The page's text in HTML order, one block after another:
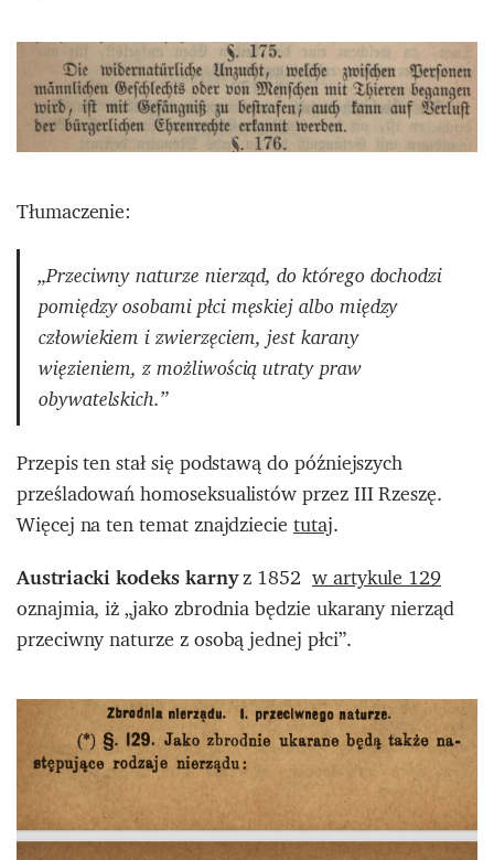
Tłumaczenie:
„Przeciwny naturze nierząd, do którego dochodzi
pomiędzy osobami płci męskiej albo między
człowiekiem i zwierzęciem, jest karany
więzieniem, z możliwością utraty praw
obywatelskich.”
Przepis ten stał się podstawą do późniejszych
prześladowań homoseksualistów przez III Rzeszę.
Więcej na ten temat znajdziecietutaj.
Austriacki kodeks karnyz 1852 w artykule 129
oznajmia, iż „jako zbrodnia będzie ukarany nierząd
przeciwny naturze z osobą jednej płci”.